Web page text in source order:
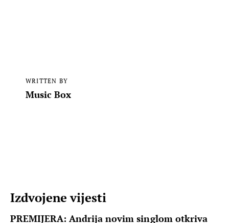
WRITTEN BY
Music Box
Izdvojene vijesti
PREMIJERA: Andrija novim singlom otkriva